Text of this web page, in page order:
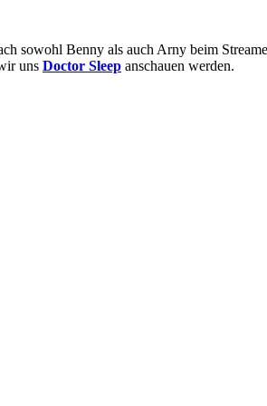
sowohl Benny als auch Arny beim
uns Doctor Sleep anschauen werden.